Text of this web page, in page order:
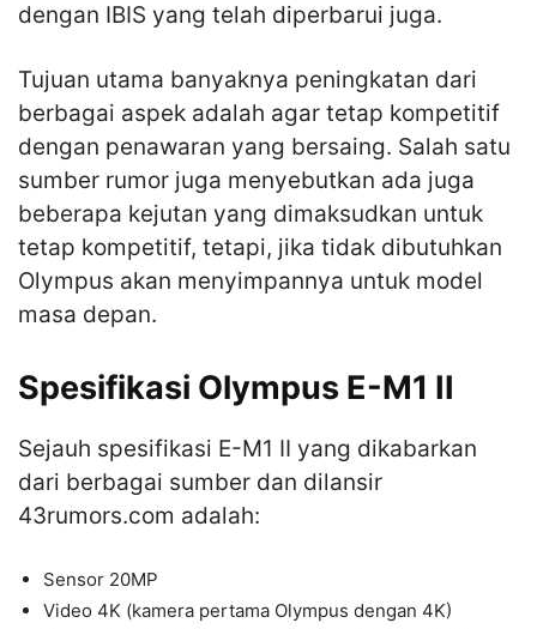
dengan IBIS yang telah diperbarui juga.
Tujuan utama banyaknya peningkatan dari
berbagai aspek adalah agar tetap kompetitif
dengan penawaran yang bersaing. Salah satu
sumber rumor juga menyebutkan ada juga
beberapa kejutan yang dimaksudkan untuk
tetap kompetitif, tetapi, jika tidak dibutuhkan
Olympus akan menyimpannya untuk model
masa depan.
Spesifikasi Olympus E-M1 II
Sejauh spesifikasi E-M1 II yang dikabarkan
dari berbagai sumber dan dilansir
43rumors.com adalah:
Sensor 20MP
Video 4K (kamera pertama Olympus dengan 4K)